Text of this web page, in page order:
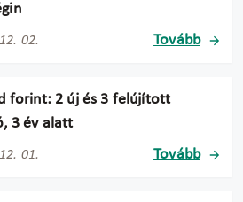
02. Tovább
forint: 2 új és 3 felújított
3 év alatt
01. Tovább